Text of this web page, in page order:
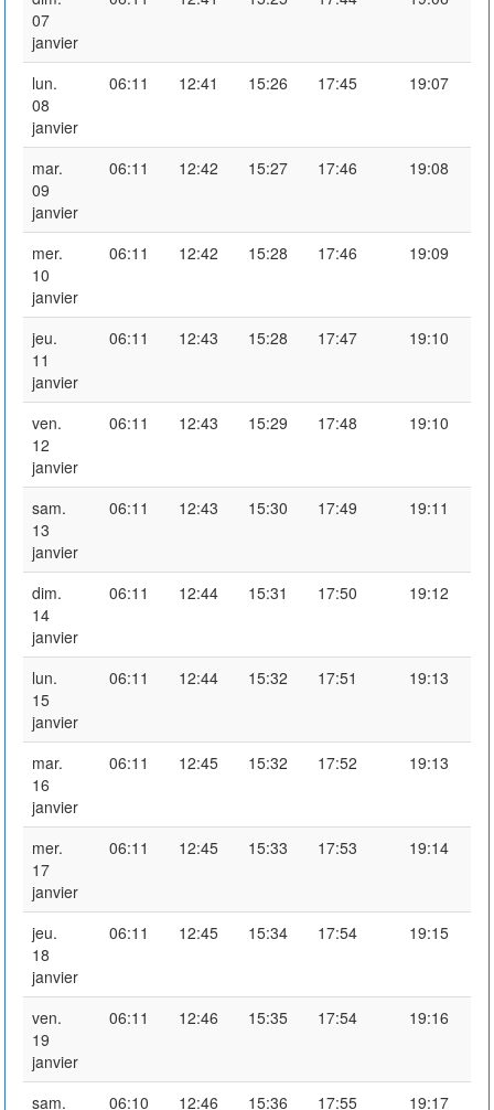
07
janvier
lun.
08
janvier
06:11 12:41 15:26 17:45 19:07
mar.
09
janvier
06:11 12:42 15:27 17:46 19:08
mer.
10
janvier
06:11 12:42 15:28 17:46 19:09
jeu.
11
janvier
06:11 12:43 15:28 17:47 19:10
ven.
12
janvier
06:11 12:43 15:29 17:48 19:10
sam.
13
janvier
06:11 12:43 15:30 17:49 19:11
dim.
14
janvier
06:11 12:44 15:31 17:50 19:12
lun.
15
janvier
06:11 12:44 15:32 17:51 19:13
mar.
16
janvier
06:11 12:45 15:32 17:52 19:13
mer.
17
janvier
06:11 12:45 15:33 17:53 19:14
jeu.
18
janvier
06:11 12:45 15:34 17:54 19:15
ven.
19
janvier
06:11 12:46 15:35 17:54 19:16
sam. 06:10 12:46 15:36 17:55 19:17